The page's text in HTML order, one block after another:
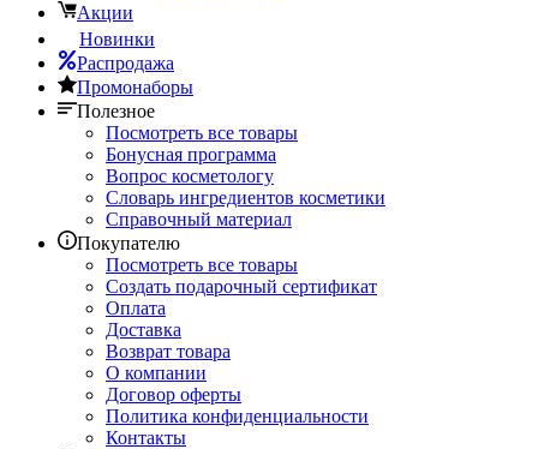
Акции
Новинки
Распродажа
Промонаборы
Полезное
Посмотреть все товары
Бонусная программа
Вопрос косметологу
Словарь ингредиентов косметики
Справочный материал
Покупателю
Посмотреть все товары
Создать подарочный сертификат
Оплата
Доставка
Возврат товара
О компании
Договор оферты
Политика конфиденциальности
Контакты